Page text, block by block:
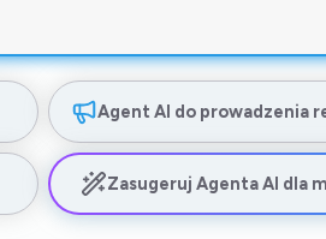
Agent AI do prowadzenia
Zasugeruj Agenta AI dla